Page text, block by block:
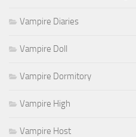
Vampire Diaries
Vampire Doll
Vampire Dormitory
Vampire High
Vampire Host